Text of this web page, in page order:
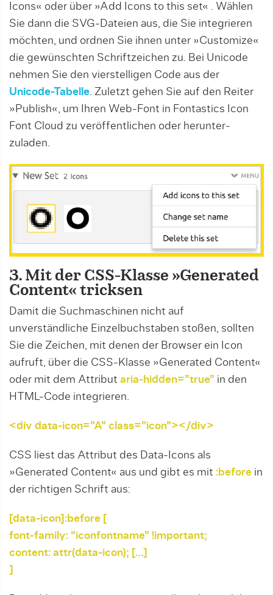
Icons« oder über »Add Icons to this set« . Wählen
Sie dann die SVG-Dateien aus, die Sie integrieren
möchten, und ordnen Sie ihnen unter »Customize«
die gewünschten Schriftzeichen zu. Bei Unicode
nehmen Sie den vierstelligen Code aus der
Unicode-Tabelle. Zu­letzt gehen Sie auf den Reiter
»Publish«, um Ihren Web-Font in Fontastics Icon
Font Cloud zu veröffentlichen oder herunter­
zuladen.
3. Mit der CSS-Klasse »Generated
Content« tricksen
Damit die Suchmaschinen nicht auf
unverständliche Einzelbuch­sta­ben stoßen, sollten
Sie die Zeichen, mit denen der Browser ein Icon
aufruft, über die CSS-Klasse »Generated Content«
oder mit dem Attribut aria-hid­den=”true” in den
HTML-Code integrieren.
<div data-icon=”A” class=”icon”></div>
CSS liest das Attribut des Data-Icons als
»Generated Content« aus und gibt es mit :before in
der richtigen Schrift aus:
[data-icon]:before [
font-family: “iconfontname” !important;
content: attr(data-icon); […]
]